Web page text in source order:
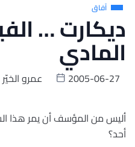
آفاق
ديكارت …
المادي
عمرو الخيّر 2005-06-27
أليس من المؤسف أن يمر هذا
أحد؟